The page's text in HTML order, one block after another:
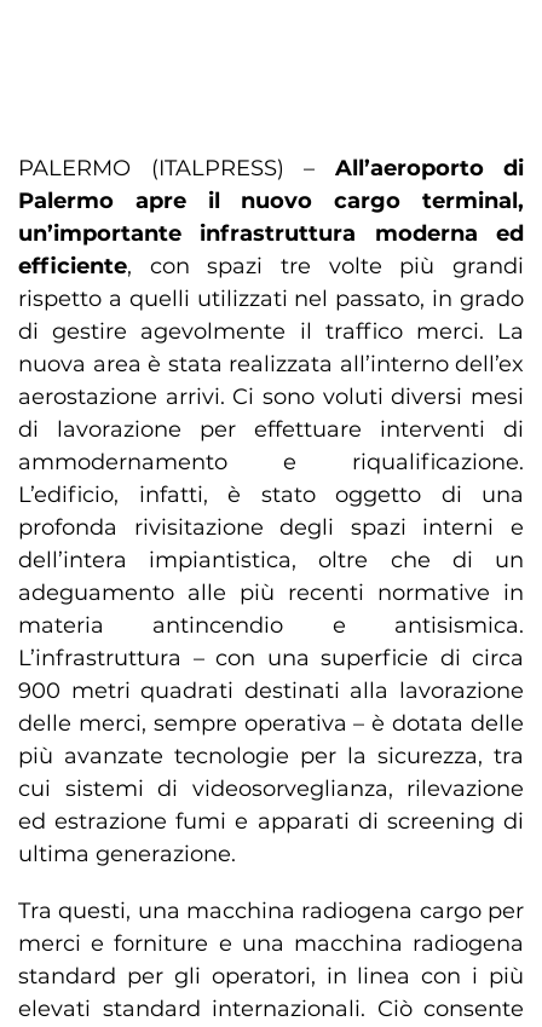
PALERMO (ITALPRESS) – All’aeroporto di
Palermo apre il nuovo cargo terminal,
un’importante infrastruttura moderna ed
efficiente, con spazi tre volte più grandi
rispetto a quelli utilizzati nel passato, in grado
di gestire agevolmente il traffico merci. La
nuova area è stata realizzata all’interno dell’ex
aerostazione arrivi. Ci sono voluti diversi mesi
di lavorazione per effettuare interventi di
ammodernamento e riqualificazione.
L’edificio, infatti, è stato oggetto di una
profonda rivisitazione degli spazi interni e
dell’intera impiantistica, oltre che di un
adeguamento alle più recenti normative in
materia antincendio e antisismica.
L’infrastruttura – con una superficie di circa
900 metri quadrati destinati alla lavorazione
delle merci, sempre operativa – è dotata delle
più avanzate tecnologie per la sicurezza, tra
cui sistemi di videosorveglianza, rilevazione
ed estrazione fumi e apparati di screening di
ultima generazione.
Tra questi, una macchina radiogena cargo per
merci e forniture e una macchina radiogena
standard per gli operatori, in linea con i più
elevati standard internazionali. Ciò consente